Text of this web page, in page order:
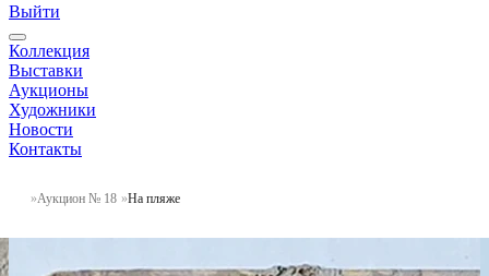
Выйти
Коллекция
Выставки
Аукционы
Художники
Новости
Контакты
Аукцион № 18 На пляже